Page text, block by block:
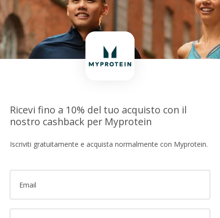
Ricevi fino a 10% del tuo acquisto con il
nostro cashback per Myprotein
Iscriviti gratuitamente e acquista normalmente con Myprotein.
Email